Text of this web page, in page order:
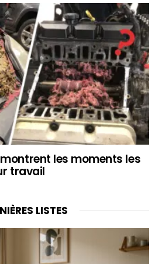
les moments les
travail
LISTES